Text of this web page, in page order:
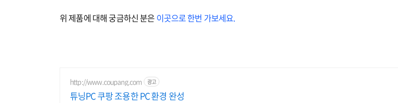
위 제품에 대해 궁금하신 분은 이곳으로 한번 가보세요.
http://www.coupang.com 광고
튜닝PC 쿠팡 조용한 PC 환경 완성